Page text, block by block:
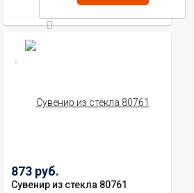
873 руб.
Сувенир из стекла 80761